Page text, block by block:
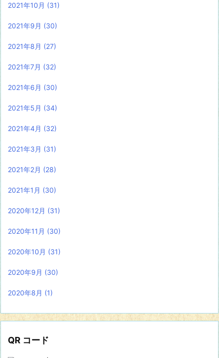
2021年10月 (31)
2021年9月 (30)
2021年8月 (27)
2021年7月 (32)
2021年6月 (30)
2021年5月 (34)
2021年4月 (32)
2021年3月 (31)
2021年2月 (28)
2021年1月 (30)
2020年12月 (31)
2020年11月 (30)
2020年10月 (31)
2020年9月 (30)
2020年8月 (1)
QR コード